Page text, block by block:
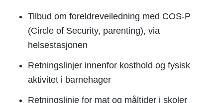
Tilbud om foreldreveiledning med COS-P
(Circle of Security, parenting), via
helsestasjonen
Retningslinjer innenfor kosthold og fysisk
aktivitet i barnehager
Retningslinje for mat og måltider i skoler